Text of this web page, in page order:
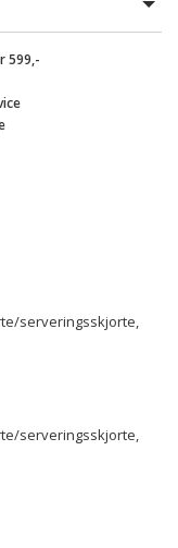
599,-
serveringsskjorte,
serveringsskjorte,